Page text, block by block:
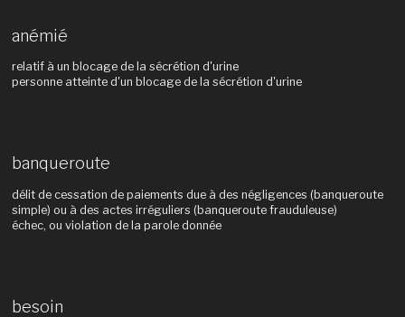
anémié
relatif à un blocage de la sécrétion d'urine
personne atteinte d'un blocage de la sécrétion d'urine
banqueroute
délit de cessation de paiements due à des négligences (banqueroute
simple) ou à des actes irréguliers (banqueroute frauduleuse)
échec, ou violation de la parole donnée
besoin